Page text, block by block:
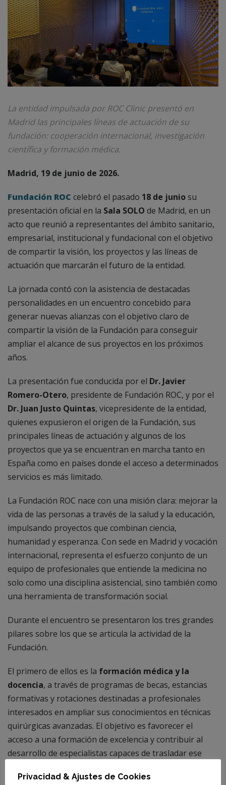
La entidad impulsada por ROC Clinic presentó en
Madrid las principales líneas de actuación de su
fundación: cooperación internacional, investigación
científica y formación médica.
Madrid, 19 de junio de 2026.
Fundación ROC celebró el pasado 18 de juniosu
presentación oficial en la Sala SOLO de Madrid, en un
acto que reunió a representantes del ámbito sanitario,
empresarial, institucional y fundacional con el objetivo
de compartir la visión, los proyectos y las líneas de
actuación que marcarán el futuro de la entidad.
La jornada contó con la asistencia de destacadas
personalidades en un encuentro concebido para
generar nuevas alianzas con el objetivo claro de
compartir la visión de la Fundación para conseguir
ampliar el alcance de sus proyectos en los próximos
años.
La presentación fue conducida por el Dr. Javier
Romero-Otero, presidente de Fundación ROC, y por el
Dr. Juan Justo Quintas, vicepresidente de la entidad,
quienes expusieron el origen de la Fundación, sus
principales líneas de actuación y algunos de los
proyectos que ya se encuentran en marcha tanto en
España como en países donde el acceso a determinados
servicios es más limitado.
La Fundación ROC nace con una misión clara: mejorar la
vida de las personas a través de la salud y la educación,
impulsando proyectos que combinan ciencia,
humanidad y esperanza. Con sede en Madrid y vocación
internacional, representa el esfuerzo conjunto de un
equipo de profesionales que entiende la medicina no
solo como una disciplina asistencial, sino también como
una herramienta de transformación social.
Durante el encuentro se presentaron los tres grandes
pilares sobre los que se articula la actividad de la
Fundación.
El primero de ellos es la formación médica y la
docencia, a través de programas de becas, estancias
formativas y rotaciones destinadas a profesionales
interesados en ampliar sus conocimientos en técnicas
quirúrgicas avanzadas. El objetivo es favorecer el
acceso a una formación de excelencia y contribuir al
desarrollo de especialistas capaces de trasladar ese
Privacidad & Ajustes de Cookies